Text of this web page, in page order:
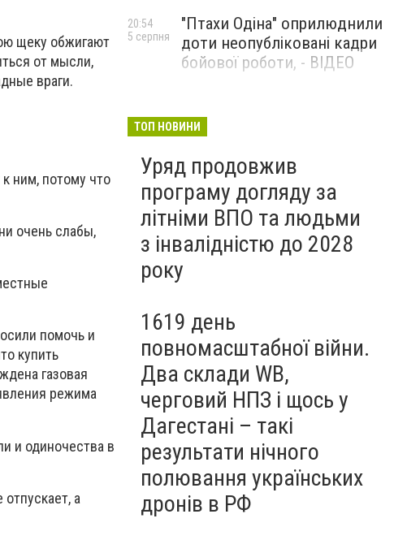
щеку обжигают
от мысли,
враги.
ним, потому что
очень слабы,
помочь и
купить
газовая
режима
и одиночества в
а
"Птахи Одіна" оприлюднили
доти неопубліковані кадри
бойової роботи, - ВІДЕО
20:54
5 серпня
Бєдняков зіграє тата
новому українському
фільмі, - ФОТО
5 серпня
ТОП НОВИНИ
Уряд продовжив
програму догляду за
літніми ВПО та людьми
з інвалідністю до 2028
року
1619 день
повномасштабної війни.
Два склади WB,
черговий НПЗ і щось у
Дагестані – такі
результати нічного
полювання українських
дронів в РФ